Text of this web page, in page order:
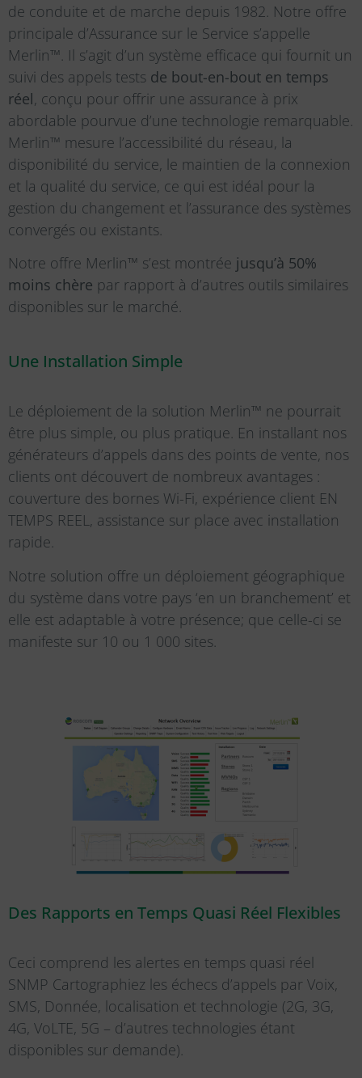
de conduite et de marche depuis 1982. Notre offre
principale d’Assurance sur le Service s’appelle
Merlin™. Il s’agit d’un système efficace qui fournit un
suivi des appels tests de bout-en-bout en temps
réel, conçu pour offrir une assurance à prix
abordable pourvue d’une technologie remarquable.
Merlin™ mesure l’accessibilité du réseau, la
disponibilité du service, le maintien de la connexion
et la qualité du service, ce qui est idéal pour la
gestion du changement et l’assurance des systèmes
convergés ou existants.
Notre offre Merlin™ s’est montrée jusqu’à 50%
moins chère par rapport à d’autres outils similaires
disponibles sur le marché.
Une Installation Simple
Le déploiement de la solution Merlin™ ne pourrait
être plus simple, ou plus pratique. En installant nos
générateurs d’appels dans des points de vente, nos
clients ont découvert de nombreux avantages :
couverture des bornes Wi-Fi, expérience client EN
TEMPS REEL, assistance sur place avec installation
rapide.
Notre solution offre un déploiement géographique
du système dans votre pays ‘en un branchement’ et
elle est adaptable à votre présence; que celle-ci se
manifeste sur 10 ou 1 000 sites.
Des Rapports en Temps Quasi Réel Flexibles
Ceci comprend les alertes en temps quasi réel
SNMP Cartographiez les échecs d’appels par Voix,
SMS, Donnée, localisation et technologie (2G, 3G,
4G, VoLTE, 5G – d’autres technologies étant
disponibles sur demande).